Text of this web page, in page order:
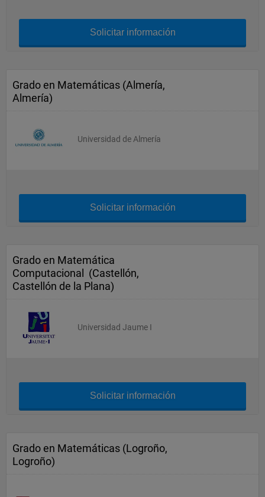
Solicitar información
Grado en Matemáticas (Almería,
Almería)
Universidad de Almería
Solicitar información
Grado en Matemática
Computacional (Castellón,
Castellón de la Plana)
Universidad Jaume I
Solicitar información
Grado en Matemáticas (Logroño,
Logroño)